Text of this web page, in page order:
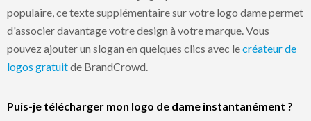
populaire, ce texte supplémentaire sur votre logo dame permet
d'associer davantage votre design à votre marque. Vous
pouvez ajouter un slogan en quelques clics avec lecréateur de
logos gratuitde BrandCrowd.
Puis-je télécharger mon logo de dame instantanément ?